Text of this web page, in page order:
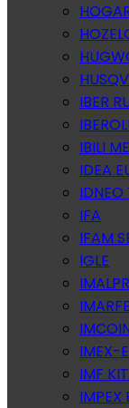
IBER
IBILI
IDEA
IDNEO
IFA
IFAM
IGLE
IMARFE
IMEX-
IMF
IMPEX